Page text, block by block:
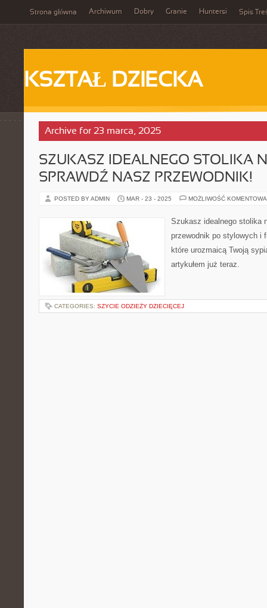
Strona główna Archiwum Dobry Granie Huntersi Spis
KSZTAŁ DZIECKA
Archive for 23 marca, 2025
SZUKASZ IDEALNEGO STOLIKA
SPRAWDŹ NASZ PRZEWODNIK!
POSTED BY ADMIN MAR - 23 - 2025 MOŻLIWOŚĆ
Szukasz idealnego stolika
przewodnik po stylowych i
które urozmaicą Twoją
artykułem już teraz.
CATEGORIES: SZYCIE ODZIEŻY DZIECIĘCEJ